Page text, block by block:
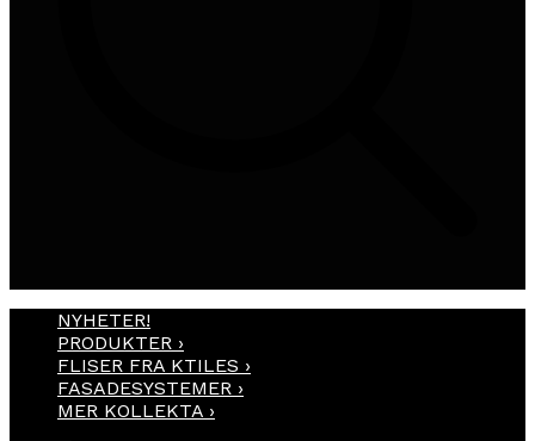
NYHETER!
PRODUKTER ›
FLISER FRA KTILES ›
FASADESYSTEMER ›
MER KOLLEKTA ›